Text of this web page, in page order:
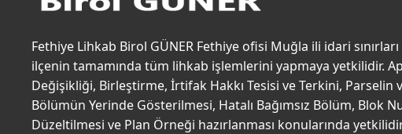
Fethiye Lihkab Birol GÜNER Fethiye ofisi Muğla ili idari
ilçenin tamamında tüm lihkab işlemlerini yapmaya yetkilidir.
Değişikliği, Birleştirme, İrtifak Hakkı Tesisi ve Terkini, Parselin
Bölümün Yerinde Gösterilmesi, Hatalı Bağımsız Bölüm, Blok
Düzeltilmesi ve Plan Örneği hazırlanması konularında